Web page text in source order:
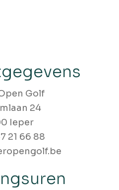
Golf
24
Ieper
21 66 88